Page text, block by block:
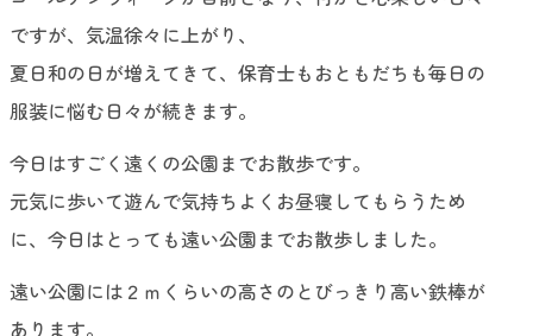
ですが、気温徐々に上がり、
夏日和の日が増えてきて、保育士もおともだちも毎日の
服装に悩む日々が続きます。
今日はすごく遠くの公園までお散歩です。
元気に歩いて遊んで気持ちよくお昼寝してもらうため
に、今日はとっても遠い公園までお散歩しました。
遠い公園には２ｍくらいの高さのとびっきり高い鉄棒が
あります。